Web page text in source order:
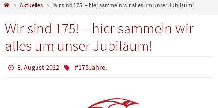
StartAktuelles Wir sind 175! – hier sammeln wir alles um unser Jubiläum!
Wir sind 175! – hier sammeln wir
alles um unser Jubiläum!
8. August 2022 #175Jahre.